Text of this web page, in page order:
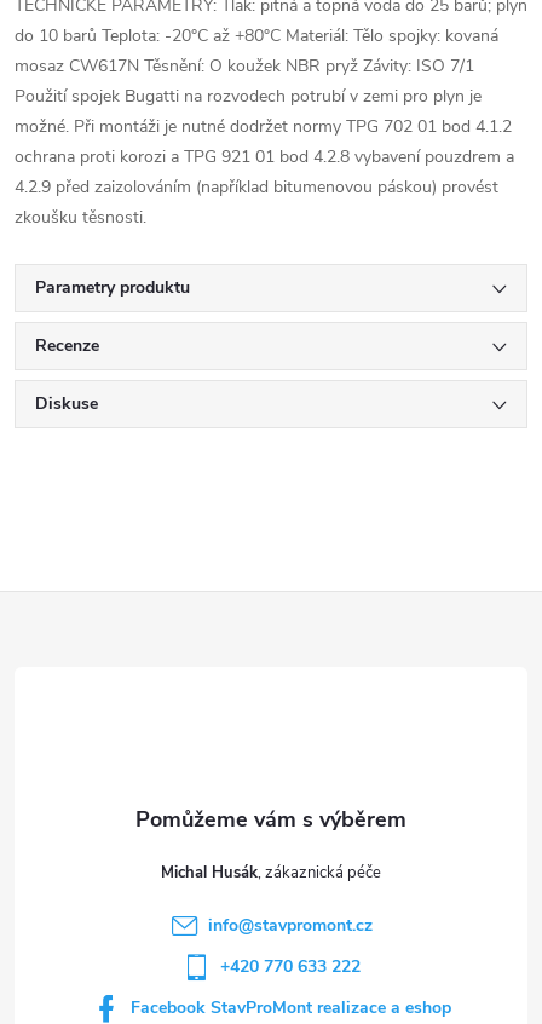
TECHNICKÉ PARAMETRY: Tlak: pitná a topná voda do 25 barů; plyn
do 10 barů Teplota: -20°C až +80°C Materiál: Tělo spojky: kovaná
mosaz CW617N Těsnění: O koužek NBR pryž Závity: ISO 7/1
Použití spojek Bugatti na rozvodech potrubí v zemi pro plyn je
možné. Při montáži je nutné dodržet normy TPG 702 01 bod 4.1.2
ochrana proti korozi a TPG 921 01 bod 4.2.8 vybavení pouzdrem a
4.2.9 před zaizolováním (například bitumenovou páskou) provést
zkoušku těsnosti.
Parametry produktu
Recenze
Diskuse
Michal Husák
info@stavpromont.cz
+420 770 633 222
Facebook StavProMont realizace a eshop